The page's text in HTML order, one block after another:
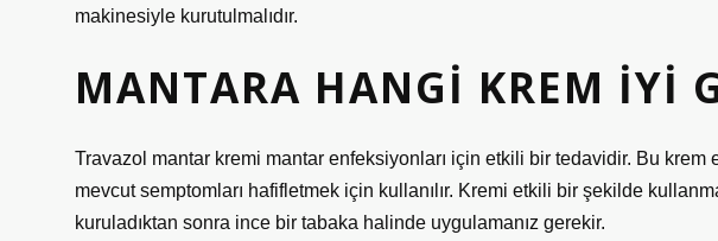
makinesiyle kurutulmalıdır.
MANTARA HANGI KREM IYI
Travazol mantar kremi mantar enfeksiyonları için etkili bir tedavidir. Bu krem
mevcut semptomları hafifletmek için kullanılır. Kremi etkili bir şekilde
kuruladıktan sonra ince bir tabaka halinde uygulamanız gerekir.